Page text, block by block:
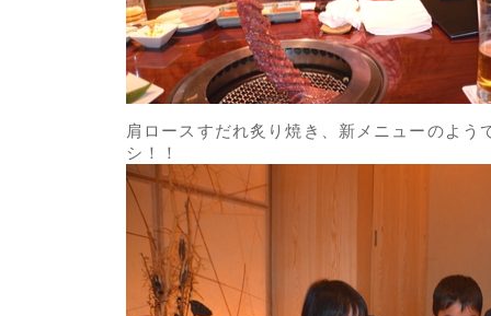
肩ロースすだれ炙り焼き、新メニューのよう
シ！！